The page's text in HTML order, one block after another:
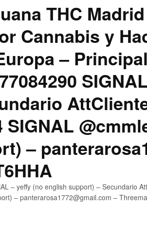
THC
Cannabis y
– Principal
SIGNAL
–
– yeffy (no english support) – Secundario
– panterarosa1772@gmail.com –